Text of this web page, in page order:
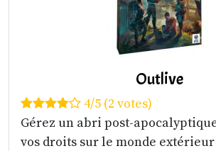
Outlive
4/5 (2 votes)
Gérez un abri post-
vos droits sur le monde extérieur